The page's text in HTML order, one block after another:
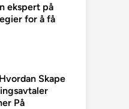
ekspert på
for å få
Skape
På